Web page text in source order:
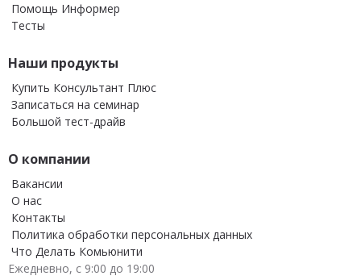
Помощь Информер
Тесты
Наши продукты
Купить Консультант Плюс
Записаться на семинар
Большой тест-драйв
О компании
Вакансии
О нас
Контакты
Политика обработки персональных данных
Что Делать Комьюнити
Ежедневно, с 9:00 до 19:00